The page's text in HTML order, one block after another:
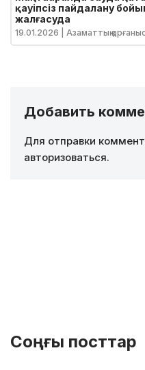
қауіпсіз пайдалану
жалғасуда
19.01.2026 | Азаматтық
Добавить
Для отправки
авторизоваться.
Соңғы посттар